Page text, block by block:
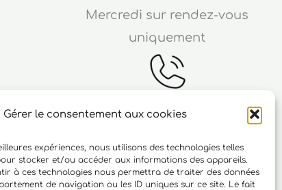
Gérer le consentement aux cookies
expériences, nous utilisons des technologies telles
stocker et/ou accéder aux informations des appareils.
à ces technologies nous permettra de traiter des données
de navigation ou les ID uniques sur ce site. Le fait
Mercredi sur rendez-vous
uniquement
06 10 15 90 23